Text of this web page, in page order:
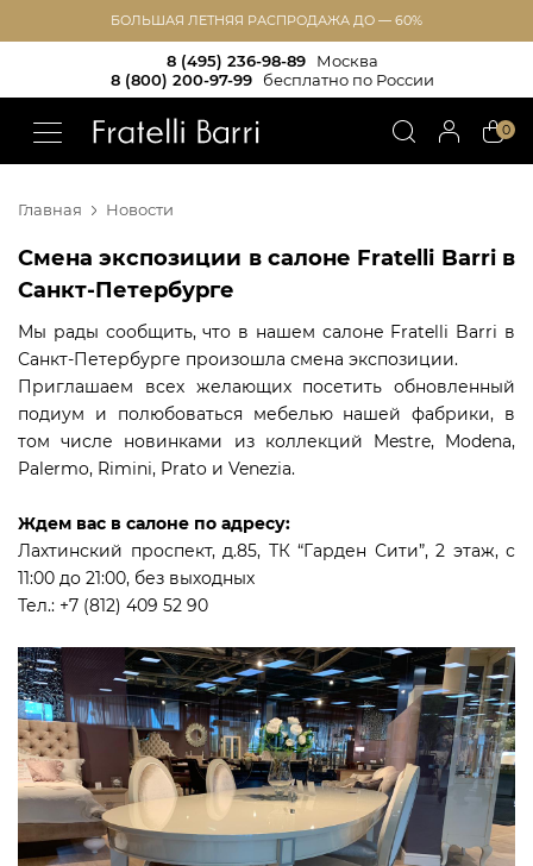
БОЛЬШАЯ ЛЕТНЯЯ РАСПРОДАЖА ДО — 60%
8 (495) 236-98-89
Москва
8 (800) 200-97-99
бесплатно по России
0
Главная Новости
Смена экспозиции в салоне Fratelli Barri в
Санкт-Петербурге
Мы рады сообщить, что в нашем салоне Fratelli Barri в
Санкт-Петербурге произошла смена экспозиции.
Приглашаем всех желающих посетить обновленный
подиум и полюбоваться мебелью нашей фабрики, в
том числе новинками из коллекций Mestre, Modena,
Palermo, Rimini, Prato и Venezia.
Ждем вас в салоне по адресу:
Лахтинский проспект, д.85, ТК “Гарден Сити”, 2 этаж, с
11:00 до 21:00, без выходных
Тел.: +7 (812) 409 52 90